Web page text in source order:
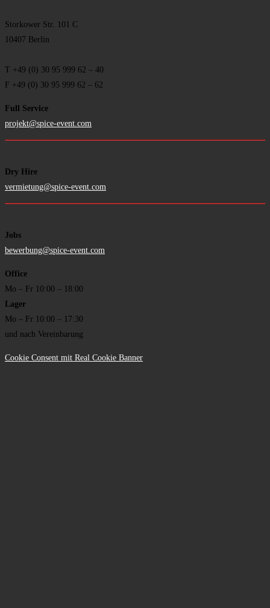
Storkower Str. 101 C
10407 Berlin
T +49 (0) 30 95 999 62 – 40
F +49 (0) 30 95 999 62 – 62
Full Service
projekt@spice-event.com
Dry Hire
vermietung@spice-event.com
Jobs
bewerbung@spice-event.com
Office
Mo – Fr 10:00 – 18:00
Lager
Mo – Fr 10:00 – 17:30
und nach Vereinbarung
Cookie Consent mit Real Cookie Banner